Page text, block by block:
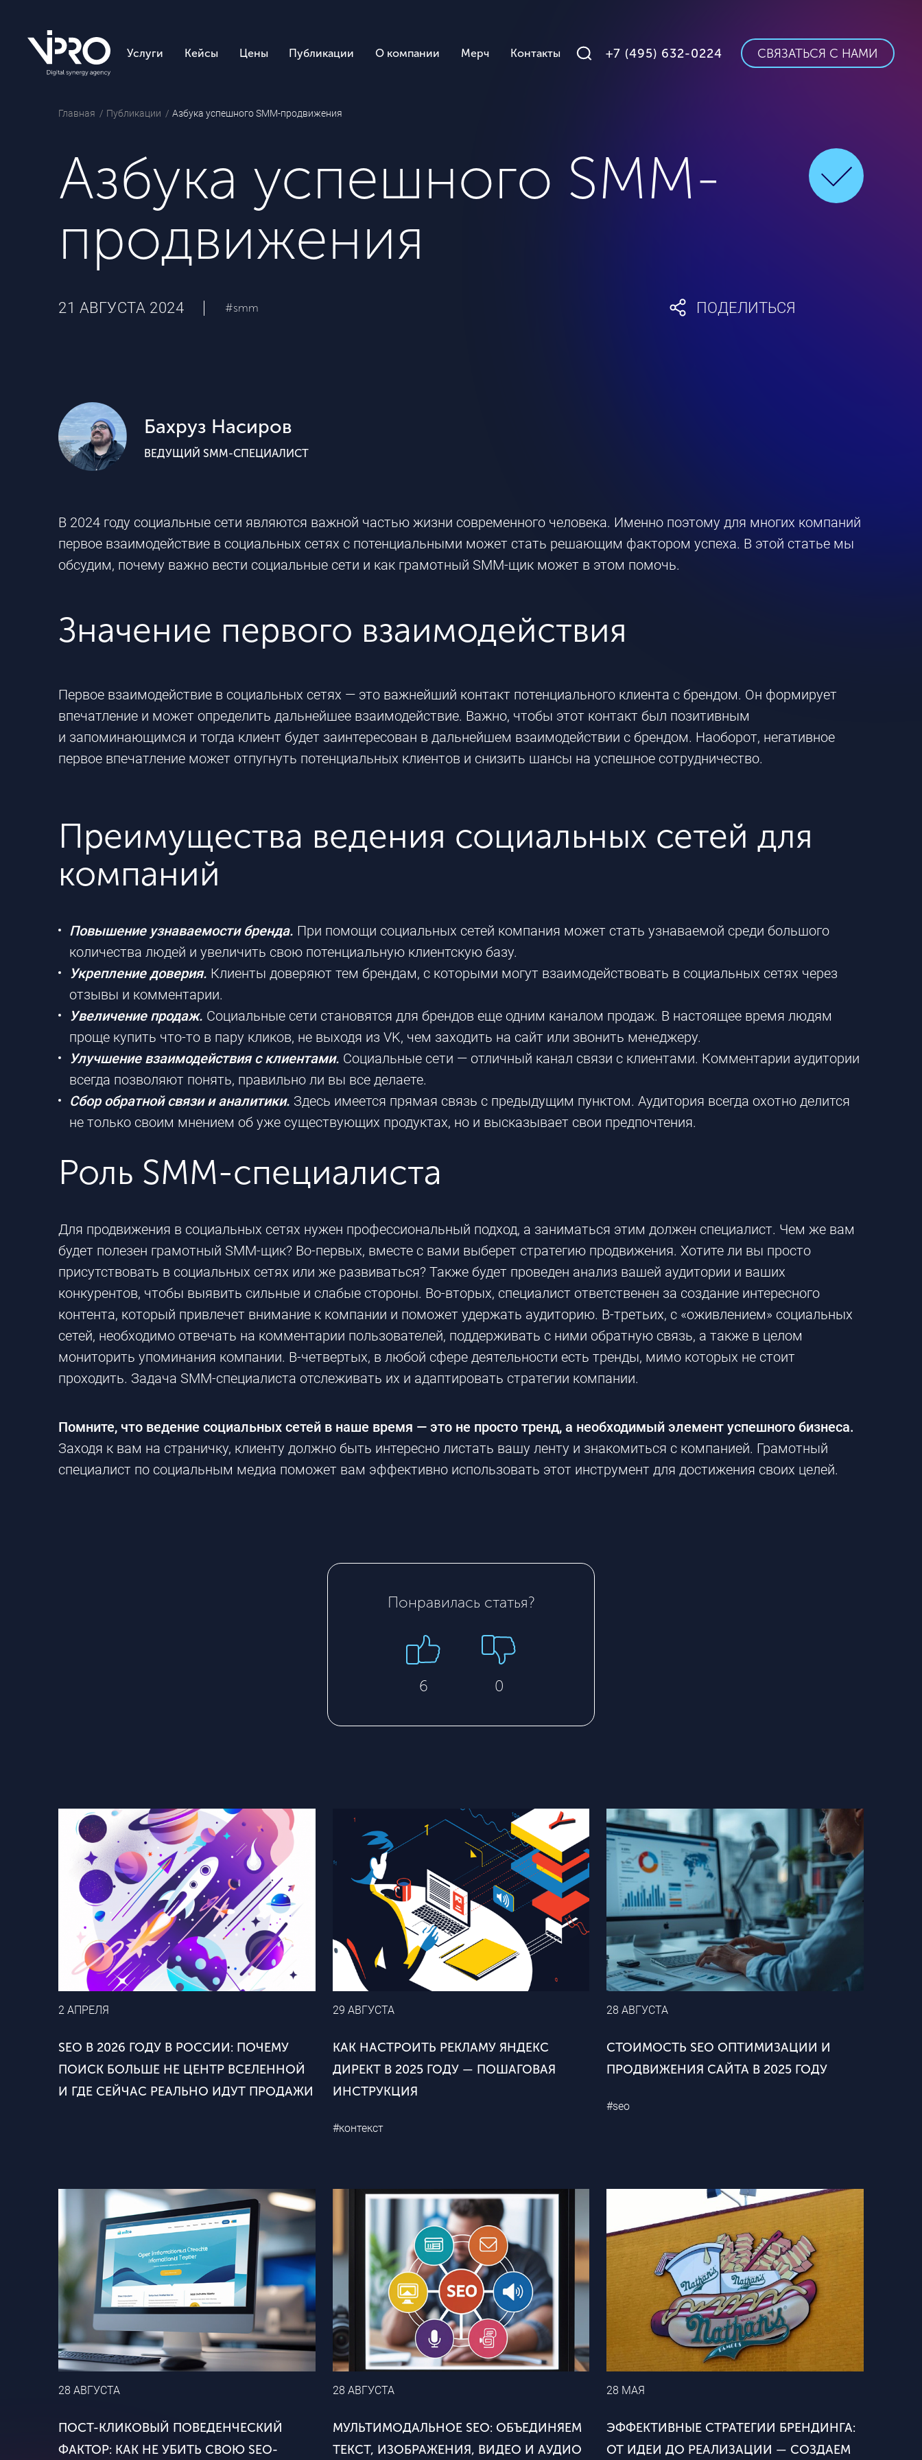
Услуги Кейсы Цены Публикации О компании Мерч Контакты +7 (495) 632-0224 СВЯЗАТЬСЯ С НАМИ
Главная Публикации Азбука успешного SMM-продвижения
Азбука успешного SMM-
продвижения
21 АВГУСТА 2024 #smm ПОДЕЛИТЬСЯ
Бахруз Насиров
ВЕДУЩИЙ SMM-СПЕЦИАЛИСТ
В 2024 году социальные сети являются важной частью жизни современного человека. Именно поэтому для многих компаний
первое взаимодействие в социальных сетях с потенциальными может стать решающим фактором успеха. В этой статье мы
обсудим, почему важно вести социальные сети и как грамотный SMM-щик может в этом помочь.
Значение первого взаимодействия
Первое взаимодействие в социальных сетях — это важнейший контакт потенциального клиента с брендом. Он формирует
впечатление и может определить дальнейшее взаимодействие. Важно, чтобы этот контакт был позитивным
и запоминающимся и тогда клиент будет заинтересован в дальнейшем взаимодействии с брендом. Наоборот, негативное
первое впечатление может отпугнуть потенциальных клиентов и снизить шансы на успешное сотрудничество.
Преимущества ведения социальных сетей для
компаний
Повышение узнаваемости бренда. При помощи социальных сетей компания может стать узнаваемой среди большого
количества людей и увеличить свою потенциальную клиентскую базу.
Укрепление доверия. Клиенты доверяют тем брендам, с которыми могут взаимодействовать в социальных сетях через
отзывы и комментарии.
Увеличение продаж. Социальные сети становятся для брендов еще одним каналом продаж. В настоящее время людям
проще купить что-то в пару кликов, не выходя из VK, чем заходить на сайт или звонить менеджеру.
Улучшение взаимодействия с клиентами. Социальные сети — отличный канал связи с клиентами. Комментарии аудитории
всегда позволяют понять, правильно ли вы все делаете.
Сбор обратной связи и аналитики. Здесь имеется прямая связь с предыдущим пунктом. Аудитория всегда охотно делится
не только своим мнением об уже существующих продуктах, но и высказывает свои предпочтения.
Роль SMM-специалиста
Для продвижения в социальных сетях нужен профессиональный подход, а заниматься этим должен специалист. Чем же вам
будет полезен грамотный SMM-щик? Во-первых, вместе с вами выберет стратегию продвижения. Хотите ли вы просто
присутствовать в социальных сетях или же развиваться? Также будет проведен анализ вашей аудитории и ваших
конкурентов, чтобы выявить сильные и слабые стороны. Во-вторых, специалист ответственен за создание интересного
контента, который привлечет внимание к компании и поможет удержать аудиторию. В-третьих, с «оживлением» социальных
сетей, необходимо отвечать на комментарии пользователей, поддерживать с ними обратную связь, а также в целом
мониторить упоминания компании. В-четвертых, в любой сфере деятельности есть тренды, мимо которых не стоит
проходить. Задача SMM-специалиста отслеживать их и адаптировать стратегии компании.
Помните, что ведение социальных сетей в наше время — это не просто тренд, а необходимый элемент успешного бизнеса.
Заходя к вам на страничку, клиенту должно быть интересно листать вашу ленту и знакомиться с компанией. Грамотный
специалист по социальным медиа поможет вам эффективно использовать этот инструмент для достижения своих целей.
Понравилась статья?
6 0
2 АПРЕЛЯ
SEO В 2026 ГОДУ В РОССИИ: ПОЧЕМУ
ПОИСК БОЛЬШЕ НЕ ЦЕНТР ВСЕЛЕННОЙ
И ГДЕ СЕЙЧАС РЕАЛЬНО ИДУТ ПРОДАЖИ
29 АВГУСТА
КАК НАСТРОИТЬ РЕКЛАМУ ЯНДЕКС
ДИРЕКТ В 2025 ГОДУ — ПОШАГОВАЯ
ИНСТРУКЦИЯ
#контекст
28 АВГУСТА
СТОИМОСТЬ SEO ОПТИМИЗАЦИИ И
ПРОДВИЖЕНИЯ САЙТА В 2025 ГОДУ
#seo
28 АВГУСТА
ПОСТ-КЛИКОВЫЙ ПОВЕДЕНЧЕСКИЙ
ФАКТОР: КАК НЕ УБИТЬ СВОЮ SEO-
28 АВГУСТА
МУЛЬТИМОДАЛЬНОЕ SEO: ОБЪЕДИНЯЕМ
ТЕКСТ, ИЗОБРАЖЕНИЯ, ВИДЕО И АУДИО
28 МАЯ
ЭФФЕКТИВНЫЕ СТРАТЕГИИ БРЕНДИНГА:
ОТ ИДЕИ ДО РЕАЛИЗАЦИИ — СОЗДАЕМ